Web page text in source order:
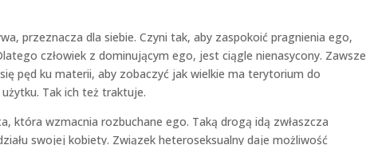
przeznacza dla siebie. Czyni tak, aby zaspokoić pragnienia ego,
człowiek z dominującym ego, jest ciągle nienasycony. Zawsze
pęd ku materii, aby zobaczyć jak wielkie ma terytorium do
Tak ich też traktuje.
która wzmacnia rozbuchane ego. Taką drogą idą zwłaszcza
swojej kobiety. Związek heteroseksualny daje możliwość